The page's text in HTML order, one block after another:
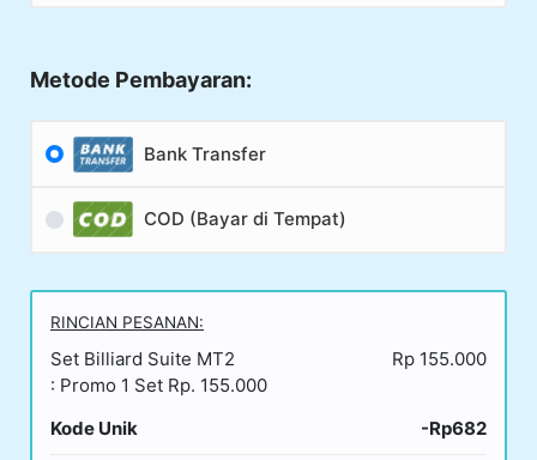
Metode Pembayaran:
Bank Transfer
COD (Bayar di Tempat)
RINCIAN PESANAN:
Set Billiard Suite MT2
: Promo 1 Set Rp. 155.000
Rp 155.000
Kode Unik -Rp682